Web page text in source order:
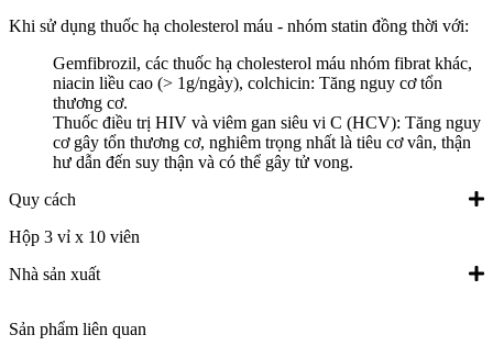
Khi sử dụng thuốc hạ cholesterol máu - nhóm statin đồng thời với:
Gemfibrozil, các thuốc hạ cholesterol máu nhóm fibrat khác,
niacin liều cao (> 1g/ngày), colchicin: Tăng nguy cơ tổn
thương cơ.
Thuốc điều trị HIV và viêm gan siêu vi C (HCV): Tăng nguy
cơ gây tổn thương cơ, nghiêm trọng nhất là tiêu cơ vân, thận
hư dẫn đến suy thận và có thể gây tử vong.
Quy cách
Hộp 3 vỉ x 10 viên
Nhà sản xuất
Sản phẩm liên quan